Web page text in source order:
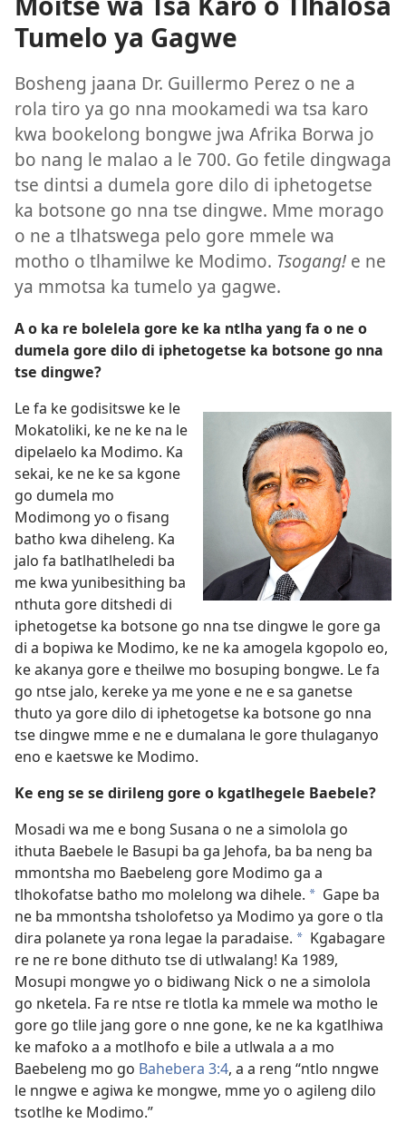
Tumelo ya Gagwe
Bosheng jaana Dr. Guillermo Perez o ne a
rola tiro ya go nna mookamedi wa tsa karo
kwa bookelong bongwe jwa Afrika Borwa jo
bo nang le malao a le 700. Go fetile dingwaga
tse dintsi a dumela gore dilo di iphetogetse
ka botsone go nna tse dingwe. Mme morago
o ne a tlhatswega pelo gore mmele wa
motho o tlhamilwe ke Modimo. Tsogang! e ne
ya mmotsa ka tumelo ya gagwe.
A o ka re bolelela gore ke ka ntlha yang fa o ne o
dumela gore dilo di iphetogetse ka botsone go nna
tse dingwe?
Le fa ke godisitswe ke le
Mokatoliki, ke ne ke na le
dipelaelo ka Modimo. Ka
sekai, ke ne ke sa kgone
go dumela mo
Modimong yo o fisang
batho kwa diheleng. Ka
jalo fa batlhatlheledi ba
me kwa yunibesithing ba
nthuta gore ditshedi di
iphetogetse ka botsone go nna tse dingwe le gore ga
di a bopiwa ke Modimo, ke ne ka amogela kgopolo eo,
ke akanya gore e theilwe mo bosuping bongwe. Le fa
go ntse jalo, kereke ya me yone e ne e sa ganetse
thuto ya gore dilo di iphetogetse ka botsone go nna
tse dingwe mme e ne e dumalana le gore thulaganyo
eno e kaetswe ke Modimo.
Ke eng se se dirileng gore o kgatlhegele Baebele?
Mosadi wa me e bong Susana o ne a simolola go
ithuta Baebele le Basupi ba ga Jehofa, ba ba neng ba
mmontsha mo Baebeleng gore Modimo ga a
tlhokofatse batho mo molelong wa dihele. * Gape ba
ne ba mmontsha tsholofetso ya Modimo ya gore o tla
dira polanete ya rona legae la paradaise. * Kgabagare
re ne re bone dithuto tse di utlwalang! Ka 1989,
Mosupi mongwe yo o bidiwang Nick o ne a simolola
go nketela. Fa re ntse re tlotla ka mmele wa motho le
gore go tlile jang gore o nne gone, ke ne ka kgatlhiwa
ke mafoko a a motlhofo e bile a utlwala a a mo
Baebeleng mo go Bahebera 3:4, a a reng “ntlo nngwe
le nngwe e agiwa ke mongwe, mme yo o agileng dilo
tsotlhe ke Modimo.”